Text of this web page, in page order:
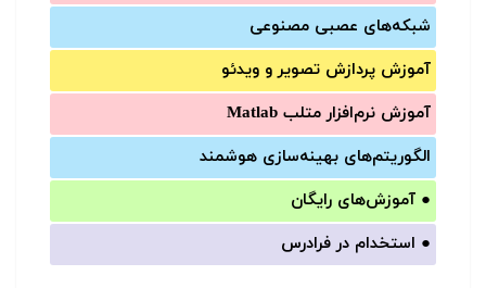
شبکه‌های عصبی مصنوعی
آموزش‌ پردازش تصویر و ویدئو
آموزش‌ نرم‌افزار متلب Matlab
الگوریتم‌های بهینه‌سازی هوشمند
● آموزش‌های رایگان
● استخدام در فرادرس